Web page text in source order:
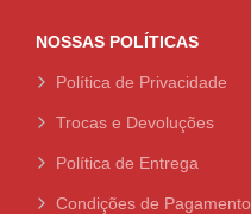
NOSSAS POLÍTICAS
Política de Privacidade
Trocas e Devoluções
Política de Entrega
Condições de Pagamento